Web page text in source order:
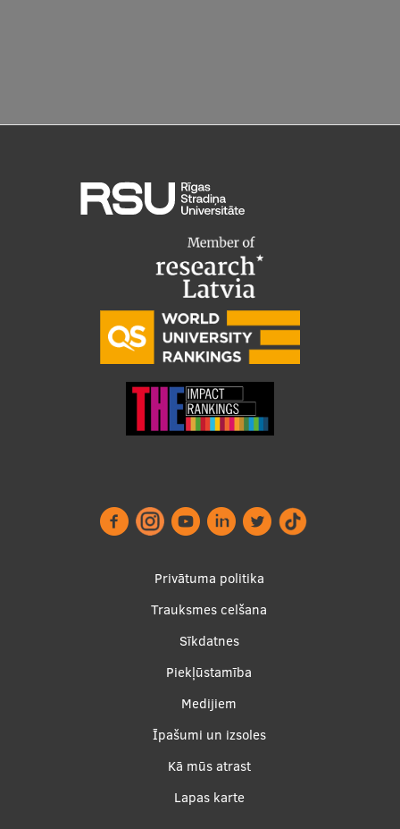
Privātuma politika
Trauksmes celšana
Sīkdatnes
Piekļūstamība
Medijiem
Īpašumi un izsoles
Kā mūs atrast
Lapas karte